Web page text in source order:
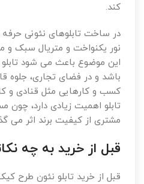
کند.
در ساخت تابلوهای نئونی حرفه
نور یکنواخت و متریال سبک و
این موضوع باعث می شود
باشد و در فضای تجاری، جلوه
کسب و کارهایی مثل قنادی و
تابلو اهمیت زیادی دارد، چون
مشتری از کیفیت برند اثر می
قبل از خرید به چه
قبل از خرید تابلو نئون طرح